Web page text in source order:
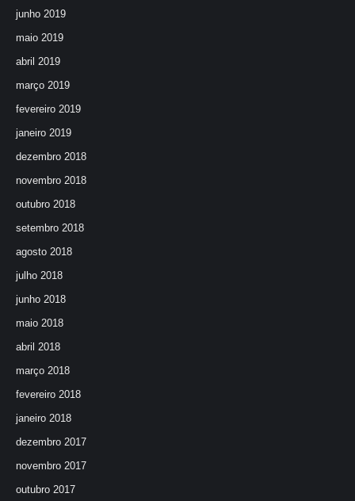
junho 2019
maio 2019
abril 2019
março 2019
fevereiro 2019
janeiro 2019
dezembro 2018
novembro 2018
outubro 2018
setembro 2018
agosto 2018
julho 2018
junho 2018
maio 2018
abril 2018
março 2018
fevereiro 2018
janeiro 2018
dezembro 2017
novembro 2017
outubro 2017